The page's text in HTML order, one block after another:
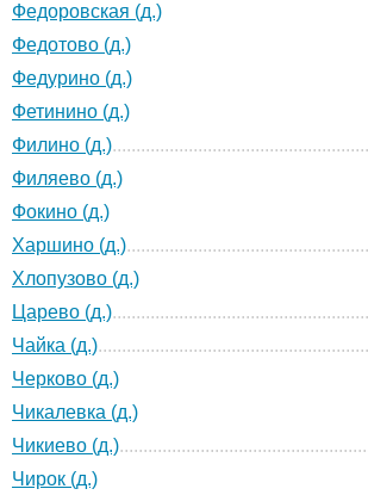
Федоровская (д.)
Федотово (д.)
Федурино (д.)
Фетинино (д.)
Филино (д.)
Филяево (д.)
Фокино (д.)
Харшино (д.)
Хлопузово (д.)
Царево (д.)
Чайка (д.)
Черково (д.)
Чикалевка (д.)
Чикиево (д.)
Чирок (д.)